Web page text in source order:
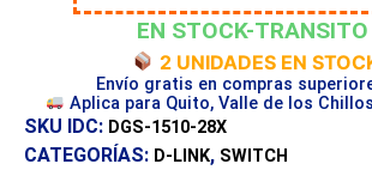
EN STOCK-TRANSITO
2 UNIDADES EN
Envío gratis en compras
Aplica para Quito, Valle de los
SKU IDC: DGS-1510-28X
CATEGORÍAS: D-LINK, SWITCH